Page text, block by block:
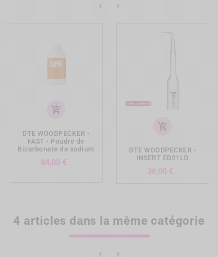
 
add_shopping_cart
DTE WOODPECKER -
FAST - Poudre de
Bicarbonate de sodium
84,00 €
add_shopping_cart
DTE WOODPECKER -
INSERT ED21LD
36,00 €
4 articles dans la même catégorie
 